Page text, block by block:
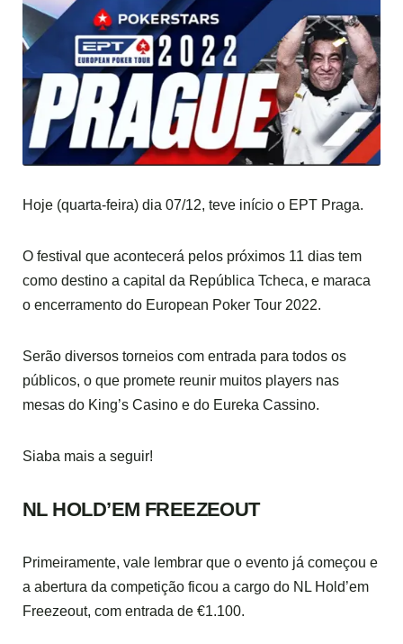
Hoje (quarta-feira) dia 07/12, teve início o EPT Praga.
O festival que acontecerá pelos próximos 11 dias tem
como destino a capital da República Tcheca, e maraca
o encerramento do European Poker Tour 2022.
Serão diversos torneios com entrada para todos os
públicos, o que promete reunir muitos players nas
mesas do King’s Casino e do Eureka Cassino.
Siaba mais a seguir!
NL HOLD’EM FREEZEOUT
Primeiramente, vale lembrar que o evento já começou e
a abertura da competição ficou a cargo do NL Hold’em
Freezeout, com entrada de €1.100.